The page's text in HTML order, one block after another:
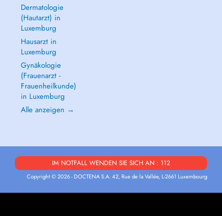
Dermatologie
(Hautarzt) in
Luxemburg
Hausarzt in
Luxemburg
Gynäkologie
(Frauenarzt -
Frauenheilkunde)
in Luxemburg
Alle anzeigen →
IM NOTFALL WENDEN SIE SICH AN : 112
Copyright © 2026 - DOCTENA S.A. 42, Rue de la Vallée, L-2661 Luxembourg